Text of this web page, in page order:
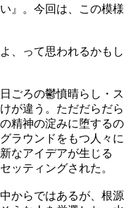
』。今回は、この模様
、って思われるかもし
ごろの鬱憤晴らし・ス
が違う。ただだらだら
精神の淀みに堕するの
ラウンドをもつ人々に
なアイデアが生じる
ッティングされた。
からではあるが、根源